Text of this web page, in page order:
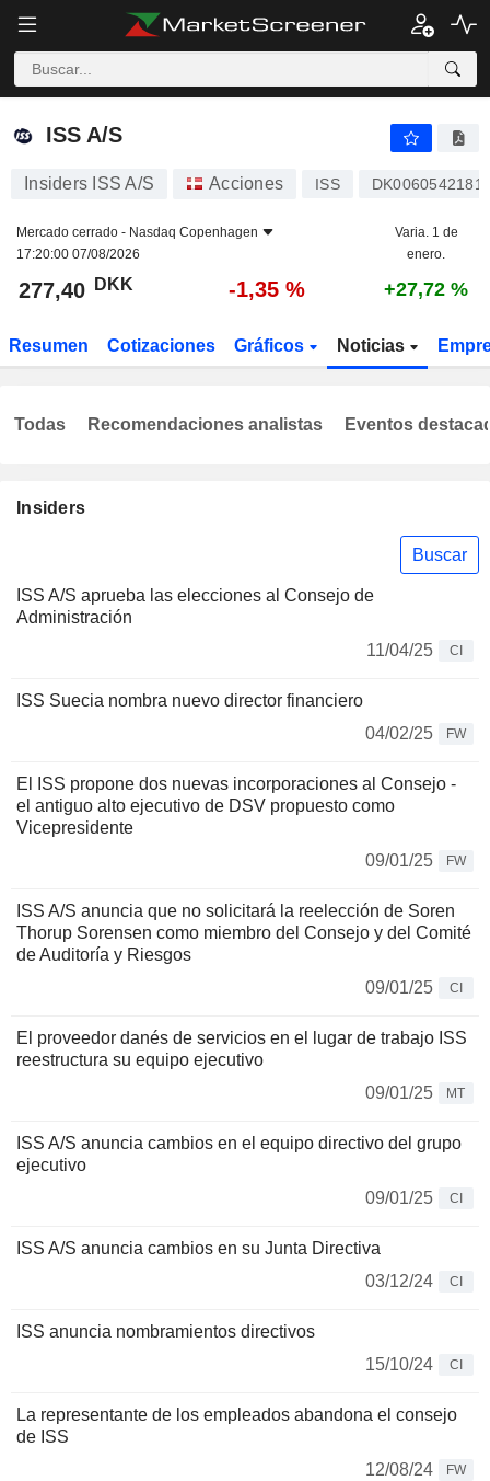
ISS A/S
ISS A/S
Insiders ISS A/S Acciones ISS DK0060542181
Mercado cerrado - Nasdaq Copenhagen
17:20:00 07/08/2026
Varia. 1 de
enero.
277,40 DKK -1,35 % +27,72 %
Resumen Cotizaciones Gráficos Noticias
Insiders
Buscar
ISS A/S aprueba las elecciones al Consejo de
Administración
11/04/25
CI
ISS Suecia nombra nuevo director financiero
04/02/25
FW
El ISS propone dos nuevas incorporaciones al Consejo -
el antiguo alto ejecutivo de DSV propuesto como
Vicepresidente
09/01/25
FW
ISS A/S anuncia que no solicitará la reelección de Soren
Thorup Sorensen como miembro del Consejo y del Comité
de Auditoría y Riesgos
09/01/25
CI
El proveedor danés de servicios en el lugar de trabajo ISS
reestructura su equipo ejecutivo
09/01/25
MT
ISS A/S anuncia cambios en el equipo directivo del grupo
ejecutivo
09/01/25
CI
ISS A/S anuncia cambios en su Junta Directiva
03/12/24
CI
ISS anuncia nombramientos directivos
15/10/24
CI
La representante de los empleados abandona el consejo
de ISS
12/08/24
FW
Todas Recomendaciones analistas Eventos